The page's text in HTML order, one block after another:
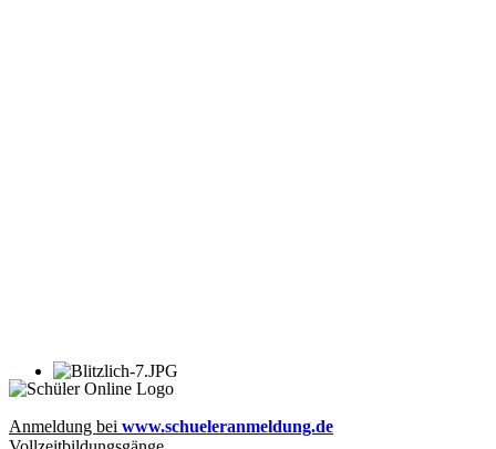
Anmeldung bei www.schueleranmeldung.de